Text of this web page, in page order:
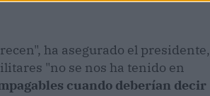
ha asegurado el presidente,
"no se nos ha tenido en
cuando deberían decir